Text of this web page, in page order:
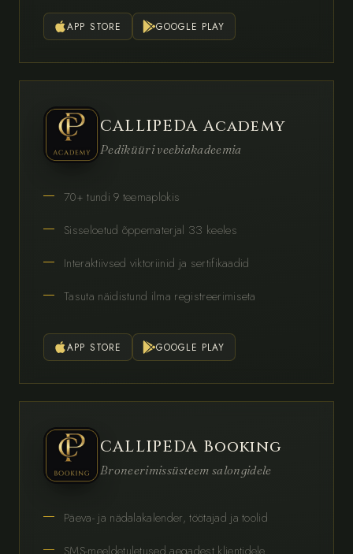
APP STORE GOOGLE PLAY
CALLIPEDA Academy
Pediküüri veebiakadeemia
70+ tundi 9 teemaplokis
Sisseloetud õppematerjal 33 keeles
Interaktiivsed viktoriinid ja sertifikaadid
Tasuta näidistund ilma registreerimiseta
APP STORE GOOGLE PLAY
CALLIPEDA Booking
Broneerimissüsteem salongidele
Päeva- ja nädalakalender, töötajad ja toolid